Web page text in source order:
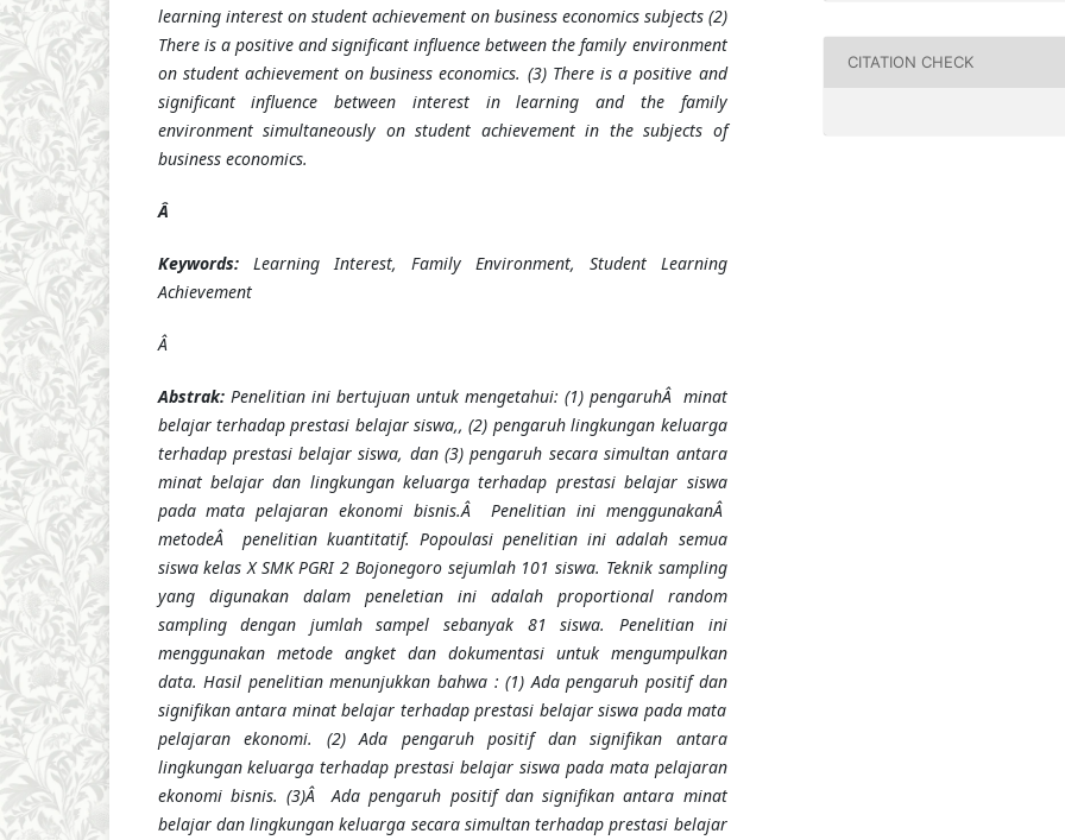
learning interest on student achievement on business economics subjects (2)
There is a positive and significant influence between the family environment
on student achievement on business economics. (3) There is a positive and
significant influence between interest in learning and the family
environment simultaneously on student achievement in the subjects of
business economics.
Â
Keywords:
Learning Interest, Family Environment, Student Learning
Achievement
Â
Abstrak:Penelitian ini bertujuan untuk mengetahui: (1) pengaruhÂ minat
belajar terhadap prestasi belajar siswa,, (2) pengaruh lingkungan keluarga
terhadap prestasi belajar siswa, dan (3) pengaruh secara simultan antara
minat belajar dan lingkungan keluarga terhadap prestasi belajar siswa
pada mata pelajaran ekonomi bisnis.Â Penelitian ini menggunakanÂ
metodeÂ penelitian kuantitatif. Popoulasi penelitian ini adalah semua
siswa kelas X SMK PGRI 2 Bojonegoro sejumlah 101 siswa. Teknik sampling
yang digunakan dalam peneletian ini adalahproportional random
sampling dengan jumlah sampel sebanyak 81 siswa. Penelitian ini
menggunakan metode angket dan dokumentasi untuk mengumpulkan
data. Hasil penelitian menunjukkan bahwa : (1)Ada pengaruh positif dan
signifikan antara minat belajar terhadap prestasi belajar siswa pada mata
pelajaran ekonomi. (2) Ada pengaruh positif dan signifikan antara
lingkungan keluarga terhadap prestasi belajar siswa pada mata pelajaran
ekonomi bisnis. (3)Â Ada pengaruh positif dan signifikan antara minat
belajar dan lingkungan keluarga secara simultan terhadap prestasi belajar
CITATION CHECK